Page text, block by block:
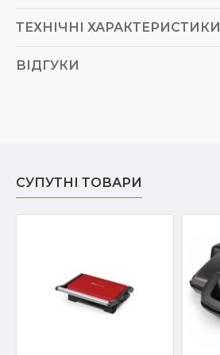
ТЕХНІЧНІ ХАРАКТЕРИСТИКИ
ВІДГУКИ
СУПУТНІ ТОВАРИ